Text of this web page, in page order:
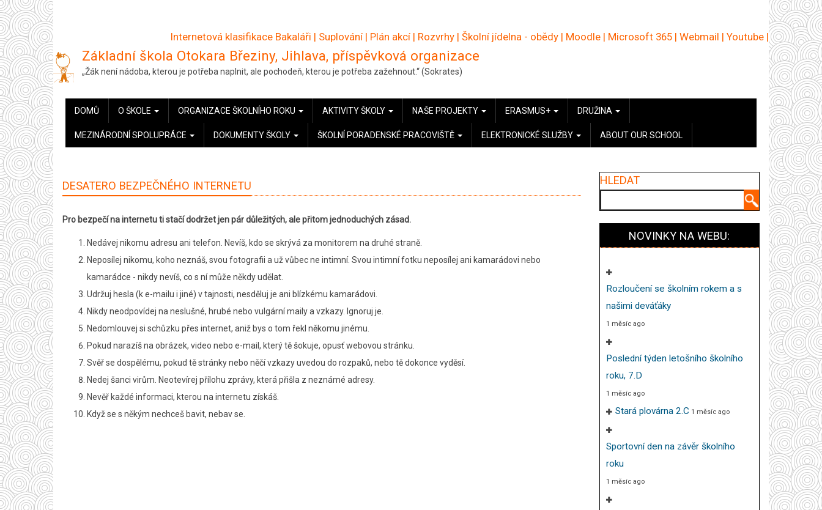
Přejít
k
hlavnímu
obsahu
Internetová klasifikace Bakaláři | Suplování | Plán akcí | Rozvrhy | Školní jídelna - obědy | Moodle | Microsoft 365 | Webmail | Youtube |
Základní škola Otokara Březiny, Jihlava, příspěvková organizace
„Žák není nádoba, kterou je potřeba naplnit, ale pochodeň, kterou je potřeba zažehnout.“ (Sokrates)
HLAVNÍ
NAVIGACE
DOMŮ O ŠKOLE ORGANIZACE ŠKOLNÍHO ROKU AKTIVITY ŠKOLY NAŠE PROJEKTY ERASMUS+ DRUŽINA
MEZINÁRODNÍ SPOLUPRÁCE DOKUMENTY ŠKOLY ŠKOLNÍ PORADENSKÉ PRACOVIŠTĚ ELEKTRONICKÉ SLUŽBY ABOUT OUR SCHOOL
DESATERO BEZPEČNÉHO INTERNETU
Pro bezpečí na internetu ti stačí dodržet jen pár důležitých, ale přitom jednoduchých zásad.
Nedávej nikomu adresu ani telefon. Nevíš, kdo se skrývá za monitorem na druhé straně.
Neposílej nikomu, koho neznáš, svou fotografii a už vůbec ne intimní. Svou intimní fotku neposílej ani kamarádovi nebo
kamarádce - nikdy nevíš, co s ní může někdy udělat.
Udržuj hesla (k e-mailu i jiné) v tajnosti, nesděluj je ani blízkému kamarádovi.
Nikdy neodpovídej na neslušné, hrubé nebo vulgární maily a vzkazy. Ignoruj je.
Nedomlouvej si schůzku přes internet, aniž bys o tom řekl někomu jinému.
Pokud narazíš na obrázek, video nebo e-mail, který tě šokuje, opusť webovou stránku.
Svěř se dospělému, pokud tě stránky nebo něčí vzkazy uvedou do rozpaků, nebo tě dokonce vyděsí.
Nedej šanci virům. Neotevírej přílohu zprávy, která přišla z neznámé adresy.
Nevěř každé informaci, kterou na internetu získáš.
Když se s někým nechceš bavit, nebav se.
HLEDAT
NOVINKY NA WEBU:
Rozloučení se školním rokem a s
našimi deváťáky
1 měsíc ago
Poslední týden letošního školního
roku, 7.D
1 měsíc ago
Stará plovárna 2.C 1 měsíc ago
Sportovní den na závěr školního
roku
1 měsíc ago